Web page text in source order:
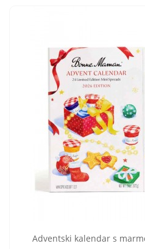
Adventski kalendar s